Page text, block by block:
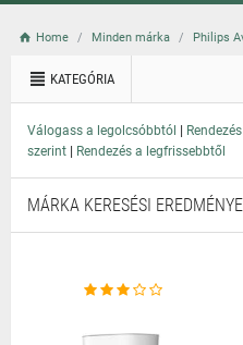
Home Minden márka Philips
KATEGÓRIA
Válogass a legolcsóbbtól |
szerint | Rendezés a legfrissebbtől
MÁRKA KERESÉSI